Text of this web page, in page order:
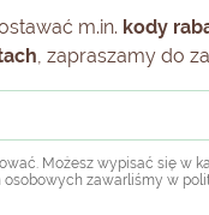
m.in. kody
, zapraszamy do
Możesz wypisać się w
osobowych zawarliśmy w